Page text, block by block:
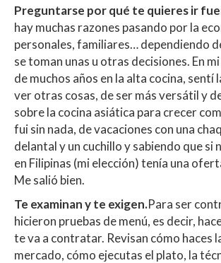
Preguntarse por qué te quieres ir
hay muchas razones pasando por la
personales, familiares… dependiendo
se toman unas u otras decisiones. En
de muchos años en la alta cocina, sentí
ver otras cosas, de ser más versátil y
sobre la cocina asiática para crecer
fui sin nada, de vacaciones con una
delantal y un cuchillo y sabiendo que si
en Filipinas (mi elección) tenía una
Me salió bien.
Te examinan y te exigen.Para ser
hicieron pruebas de menú, es decir,
te va a contratar. Revisan cómo haces
mercado, cómo ejecutas el plato, la